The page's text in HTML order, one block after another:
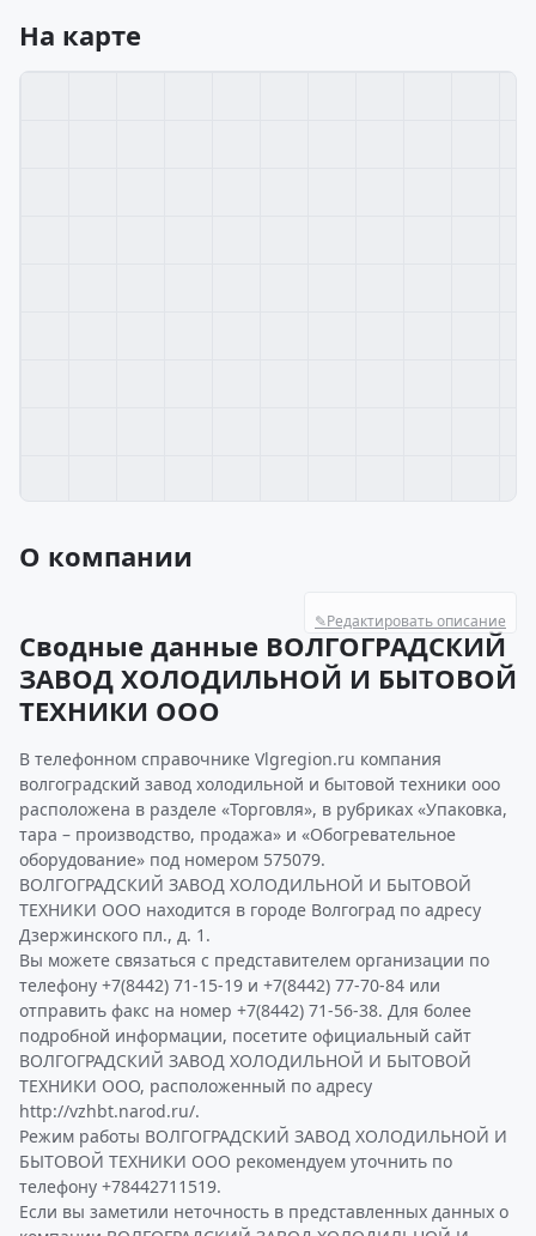
На карте
О компании
✎Редактировать описание
Сводные данные ВОЛГОГРАДСКИЙ
ЗАВОД ХОЛОДИЛЬНОЙ И БЫТОВОЙ
ТЕХНИКИ ООО
В телефонном справочнике Vlgregion.ru компания
волгоградский завод холодильной и бытовой техники ооо
расположена в разделе «Торговля», в рубриках «Упаковка,
тара – производство, продажа» и «Обогревательное
оборудование» под номером 575079.
ВОЛГОГРАДСКИЙ ЗАВОД ХОЛОДИЛЬНОЙ И БЫТОВОЙ
ТЕХНИКИ ООО находится в городе Волгоград по адресу
Дзержинского пл., д. 1.
Вы можете связаться с представителем организации по
телефону +7(8442) 71-15-19 и +7(8442) 77-70-84 или
отправить факс на номер +7(8442) 71-56-38. Для более
подробной информации, посетите официальный сайт
ВОЛГОГРАДСКИЙ ЗАВОД ХОЛОДИЛЬНОЙ И БЫТОВОЙ
ТЕХНИКИ ООО, расположенный по адресу
http://vzhbt.narod.ru/.
Режим работы ВОЛГОГРАДСКИЙ ЗАВОД ХОЛОДИЛЬНОЙ И
БЫТОВОЙ ТЕХНИКИ ООО рекомендуем уточнить по
телефону +78442711519.
Если вы заметили неточность в представленных данных о